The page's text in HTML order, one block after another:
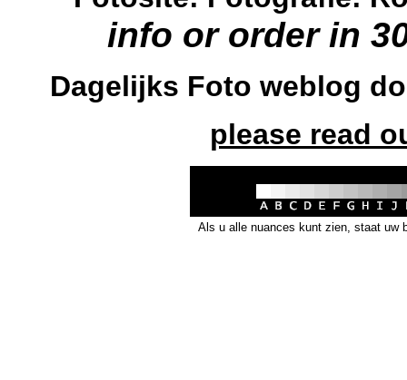
info or order in
Dagelijks Foto weblog
please read
Als u alle nuances kunt zien, staat uw